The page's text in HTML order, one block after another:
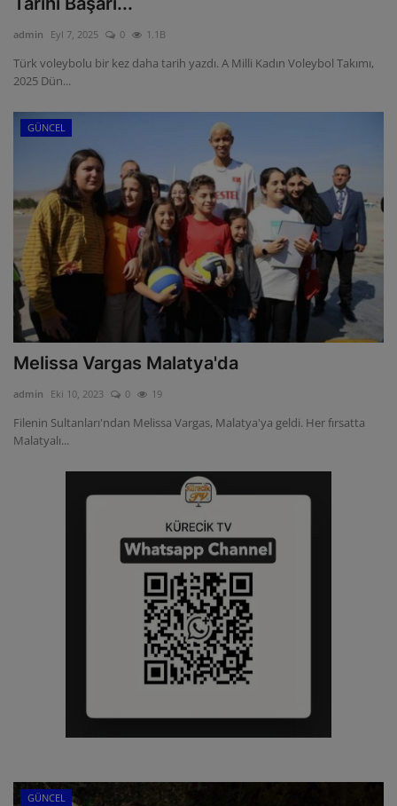
ULUSLARARASI
SAĞLIK VE YAŞAM TARZI
YEMEK
SEYAHAT
EĞİTİM
GALERİ
VİDEO
admin Eyl 7, 2025 0 1.1B
Türk voleybolu bir kez daha tarih yazdı. A Milli Kadın Voleybol Takımı,
2025 Dün...
GÜNCEL
Melissa Vargas Malatya'da
admin Eki 10, 2023 0 19
Filenin Sultanları'ndan Melissa Vargas, Malatya'ya geldi. Her fırsatta
Malatyalı...
GÜNCEL